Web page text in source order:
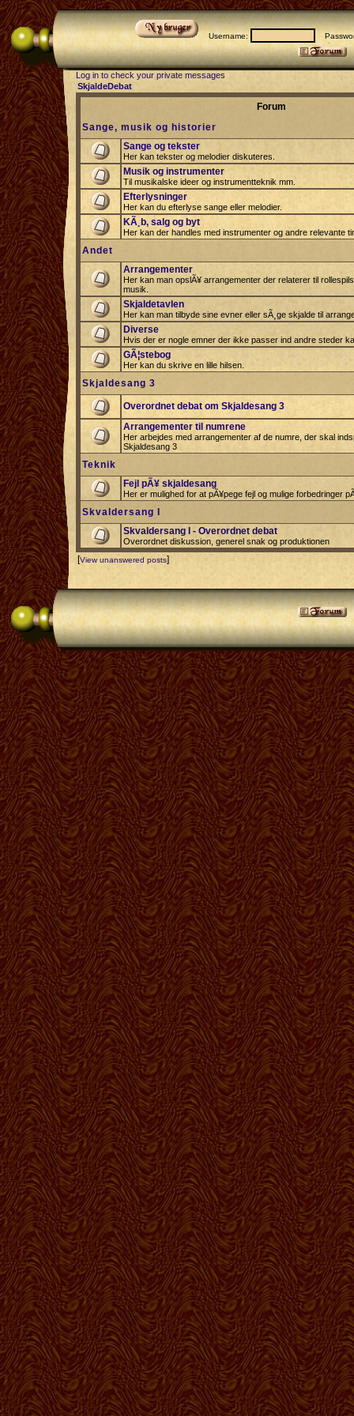
Username:
Log in to check your private messages
SkjaldeDebat
Forum
Sange, musik og historier
Sange og tekster
Her kan tekster og melodier diskuteres.
Musik og instrumenter
Til musikalske ideer og instrumentteknik mm.
Efterlysninger
Her kan du efterlyse sange eller melodier.
KÃ¸b, salg og byt
Her kan der handles med instrumenter og andre relevante
Andet
Arrangementer
Her kan man opslÃ¥ arrangementer der relaterer til
musik.
Skjaldetavlen
Her kan man tilbyde sine evner eller sÃ¸ge skjalde til
Diverse
Hvis der er nogle emner der ikke passer ind andre steder
GÃ¦stebog
Her kan du skrive en lille hilsen.
Skjaldesang 3
Overordnet debat om Skjaldesang 3
Arrangementer til numrene
Her arbejdes med arrangementer af de numre, der skal
Skjaldesang 3
Teknik
Fejl pÃ¥ skjaldesang
Her er mulighed for at pÃ¥pege fejl og mulige forbedringer
Skvaldersang I
Skvaldersang I - Overordnet debat
Overordnet diskussion, generel snak og produktionen
[View unanswered posts]